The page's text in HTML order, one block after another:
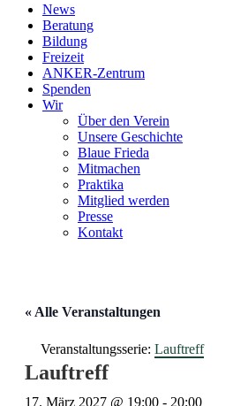
News
Beratung
Bildung
Freizeit
ANKER-Zentrum
Spenden
Wir
Über den Verein
Unsere Geschichte
Blaue Frieda
Mitmachen
Praktika
Mitglied werden
Presse
Kontakt
« Alle Veranstaltungen
Veranstaltungsserie: Lauftreff
Lauftreff
17. März 2027 @ 19:00 - 20:00